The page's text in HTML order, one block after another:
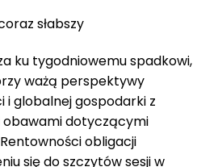
słabszy
ku tygodniowemu spadkowi,
ważą perspektywy
i globalnej gospodarki z
obawami dotyczącymi
obligacji
się do szczytów sesji w